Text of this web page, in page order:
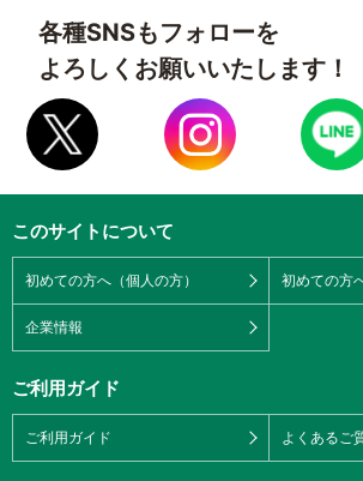
各種SNSもフォローを
よろしくお願いいたします！
このサイトについて
初めての方へ（個人の方） 初めての方
企業情報
ご利用ガイド
ご利用ガイド よくあるご